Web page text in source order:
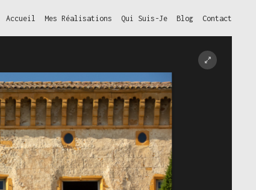
Accueil Mes Réalisations Qui Suis-Je Blog Contact